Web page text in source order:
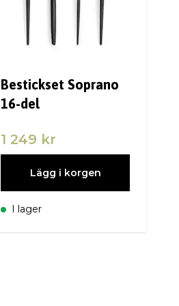
Bestickset Soprano
16-del
1 249 kr
Lägg i korgen
I lager